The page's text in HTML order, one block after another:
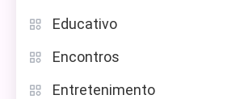
Educativo
Encontros
Entretenimento